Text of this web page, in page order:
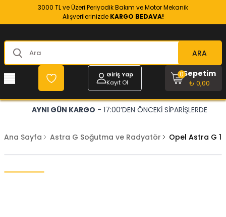
3000 TL ve Üzeri Periyodik Bakım ve Motor Mekanik
Alışverilerinizde KARGO BEDAVA!
ARA
Giriş Yap
Kayıt Ol
Sepetim
₺ 0,00
0
AYNI GÜN KARGO - 17:00’DEN ÖNCEKİ SİPARİŞLERDE
Ana Sayfa Astra G Soğutma ve Radyatör Opel Astra G